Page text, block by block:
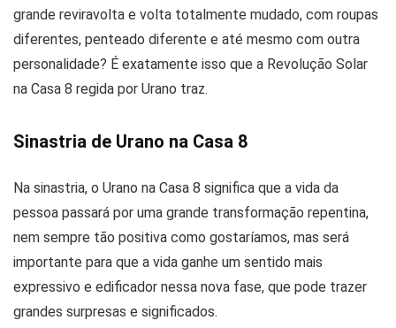
grande reviravolta e volta totalmente mudado, com roupas
diferentes, penteado diferente e até mesmo com outra
personalidade? É exatamente isso que a Revolução Solar
na Casa 8 regida por Urano traz.
Sinastria de Urano na Casa 8
Na sinastria, o Urano na Casa 8 significa que a vida da
pessoa passará por uma grande transformação repentina,
nem sempre tão positiva como gostaríamos, mas será
importante para que a vida ganhe um sentido mais
expressivo e edificador nessa nova fase, que pode trazer
grandes surpresas e significados.